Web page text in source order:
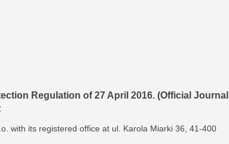
Regulation of 27 April 2016. (Official Journal
with its registered office at ul. Karola Miarki 36, 41-400